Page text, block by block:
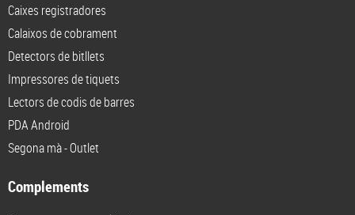
Caixes registradores
Calaixos de cobrament
Detectors de bitllets
Impressores de tiquets
Lectors de codis de barres
PDA Android
Segona mà - Outlet
Complements